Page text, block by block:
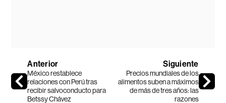
Anterior
México restablece
relaciones con Perú tras
recibir salvoconducto para
Betssy Chávez
Siguiente
Precios mundiales de los
alimentos suben a máximos
de más de tres años: las
razones